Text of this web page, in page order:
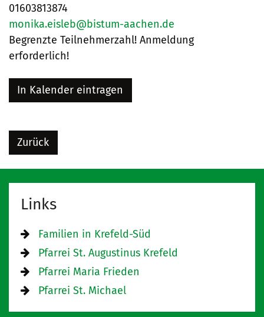
01603813874
monika.eisleb@bistum-aachen.de
Begrenzte Teilnehmerzahl! Anmeldung
erforderlich!
In Kalender eintragen
Zurück
Links
Familien in Krefeld-Süd
Pfarrei St. Augustinus Krefeld
Pfarrei Maria Frieden
Pfarrei St. Michael